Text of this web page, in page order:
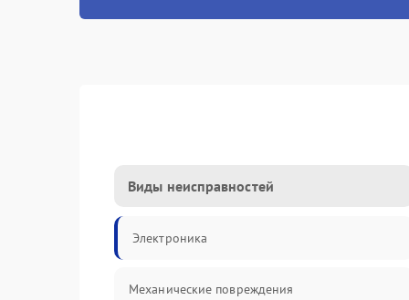
Виды неисправностей
Электроника
Механические повреждения